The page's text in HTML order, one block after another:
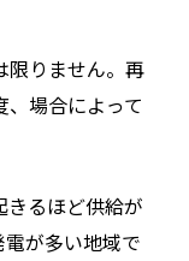
限りません。再
場合によって
きるほど供給が
が多い地域で